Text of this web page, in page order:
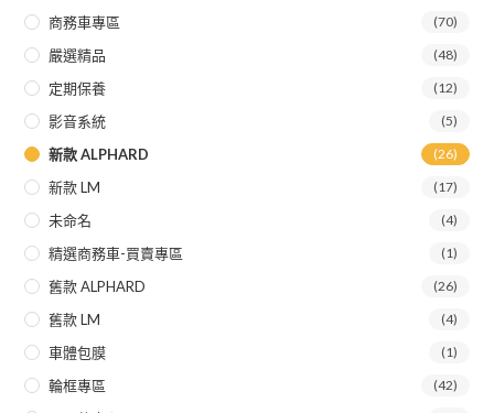
商務車專區 (70)
嚴選精品 (48)
定期保養 (12)
影音系統 (5)
新款 ALPHARD (26)
新款 LM (17)
未命名 (4)
精選商務車-買賣專區 (1)
舊款 ALPHARD (26)
舊款 LM (4)
車體包膜 (1)
輪框專區 (42)